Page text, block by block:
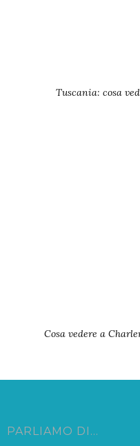
Tuscania: cosa
Cosa vedere a
PARLIAMO DI…